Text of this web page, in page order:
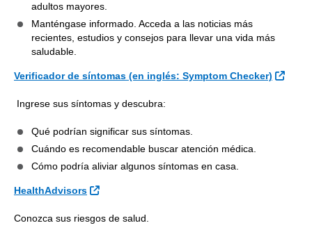
adultos mayores.
Manténgase informado. Acceda a las noticias más
recientes, estudios y consejos para llevar una vida más
saludable.
Verificador de síntomas (en inglés: Symptom Checker) Sitio
Ingrese sus síntomas y descubra:
Qué podrían significar sus síntomas.
Cuándo es recomendable buscar atención médica.
Cómo podría aliviar algunos síntomas en casa.
HealthAdvisors Sitio Externo
Conozca sus riesgos de salud.